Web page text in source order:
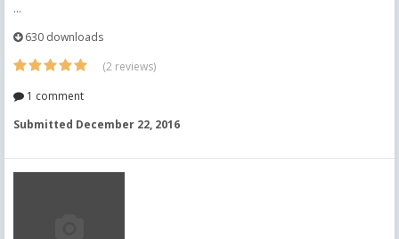
...
630 downloads
(2 reviews)
1 comment
Submitted December 22, 2016